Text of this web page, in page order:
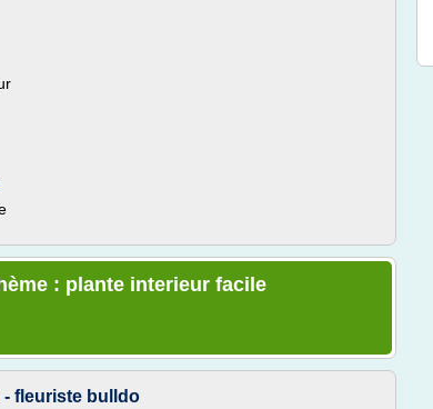
: plante interieur facile
- fleuriste bulldo